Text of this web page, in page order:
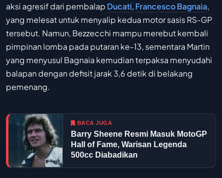
aksi agresif dari pembalap Ducati, Francesco Bagnaia,
yang melesat untuk menyalip kedua motor sasis RS-GP
tersebut. Namun, Bezzecchi mampu merebut kembali
pimpinan lomba pada putaran ke-13, sementara Martin
yang menyusul Bagnaia kemudian terpaksa menyudahi
balapan dengan defisit jarak 3,6 detik di belakang
pemenang.
BACA JUGA
Barry Sheene Resmi Masuk MotoGP
Hall of Fame, Warisan Legenda
500cc Diabadikan